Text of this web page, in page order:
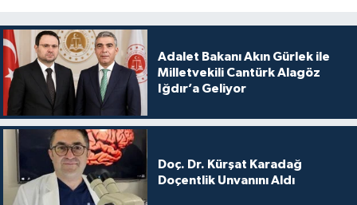
Adalet Bakanı Akın Gürlek ile
Milletvekili Cantürk Alagöz
Iğdır’a Geliyor
Doç. Dr. Kürşat Karadağ
Doçentlik Unvanını Aldı